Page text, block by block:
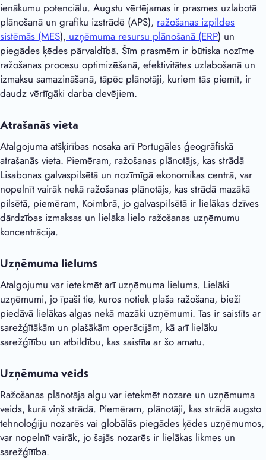
ienākumu potenciālu. Augstu vērtējamas ir prasmes uzlabotā
plānošanā un grafiku izstrādē (APS), ražošanas izpildes
sistēmās (MES), uzņēmuma resursu plānošanā (ERP) un
piegādes ķēdes pārvaldībā. Šīm prasmēm ir būtiska nozīme
ražošanas procesu optimizēšanā, efektivitātes uzlabošanā un
izmaksu samazināšanā, tāpēc plānotāji, kuriem tās piemīt, ir
daudz vērtīgāki darba devējiem.
Atrašanās vieta
Atalgojuma atšķirības nosaka arī Portugāles ģeogrāfiskā
atrašanās vieta. Piemēram, ražošanas plānotājs, kas strādā
Lisabonas galvaspilsētā un nozīmīgā ekonomikas centrā, var
nopelnīt vairāk nekā ražošanas plānotājs, kas strādā mazākā
pilsētā, piemēram, Koimbrā, jo galvaspilsētā ir lielākas dzīves
dārdzības izmaksas un lielāka lielo ražošanas uzņēmumu
koncentrācija.
Uzņēmuma lielums
Atalgojumu var ietekmēt arī uzņēmuma lielums. Lielāki
uzņēmumi, jo īpaši tie, kuros notiek plaša ražošana, bieži
piedāvā lielākas algas nekā mazāki uzņēmumi. Tas ir saistīts ar
sarežģītākām un plašākām operācijām, kā arī lielāku
sarežģītību un atbildību, kas saistīta ar šo amatu.
Uzņēmuma veids
Ražošanas plānotāja algu var ietekmēt nozare un uzņēmuma
veids, kurā viņš strādā. Piemēram, plānotāji, kas strādā augsto
tehnoloģiju nozarēs vai globālās piegādes ķēdes uzņēmumos,
var nopelnīt vairāk, jo šajās nozarēs ir lielākas likmes un
sarežģītība.